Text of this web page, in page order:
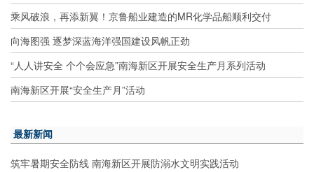
乘风破浪，再添新翼！京鲁船业建造的MR化学品船顺利交付
向海图强 逐梦深蓝海洋强国建设风帆正劲
“人人讲安全 个个会应急”南海新区开展安全生产月系列活动
南海新区开展“安全生产月”活动
最新新闻
筑牢暑期安全防线 南海新区开展防溺水文明实践活动